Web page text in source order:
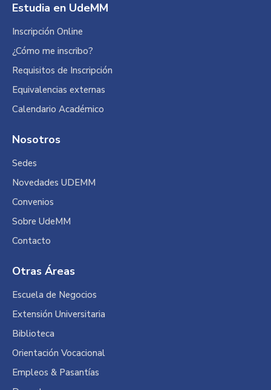
Estudia en UdeMM
Inscripción Online
¿Cómo me inscribo?
Requisitos de Inscripción
Equivalencias externas
Calendario Académico
Nosotros
Sedes
Novedades UDEMM
Convenios
Sobre UdeMM
Contacto
Otras Áreas
Escuela de Negocios
Extensión Universitaria
Biblioteca
Orientación Vocacional
Empleos & Pasantías